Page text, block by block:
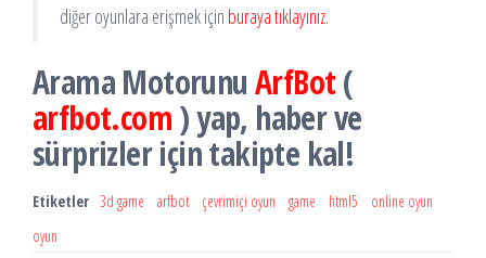
diğer oyunlara erişmek için buraya tıklayınız.
Arama MotorunuArfBot(
arfbot.com) yap, haber ve
sürprizler için takipte kal!
Etiketler 3d game arfbot çevrimiçi oyun game html5
online oyun
oyun